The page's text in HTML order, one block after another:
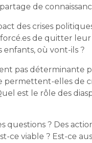
de
des crises
de quitter
où vont-ils ?
pas
permettent-elles de
est le rôle des
questions ? Des
ce viable ? Est-ce